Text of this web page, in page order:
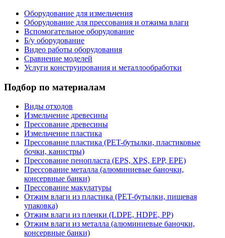
Оборудование для измельчения
Оборудование для прессования и отжима влаги
Вспомогательное оборудование
Б/у оборудование
Видео работы оборудования
Сравнение моделей
Услуги конструирования и металлообработки
Подбор по материалам
Виды отходов
Измельчение древесины
Прессование древесины
Измельчение пластика
Прессование пластика (PET-бутылки, пластиковые
бочки, канистры)
Прессование пенопласта (EPS, XPS, EPP, EPE)
Прессование металла (алюминиевые баночки,
консервные банки)
Прессование макулатуры
Отжим влаги из пластика (PET-бутылки, пищевая
упаковка)
Отжим влаги из пленки (LDPE, HDPE, PP)
Отжим влаги из металла (алюминиевые баночки,
консервные банки)